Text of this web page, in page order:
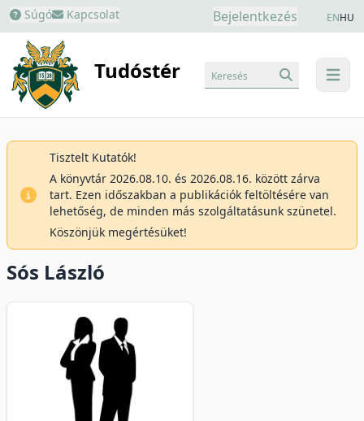
Súgó Kapcsolat Bejelentkezés ENHU
Tudóstér menu
Keresés
Tisztelt Kutatók!
A könyvtár 2026.08.10. és 2026.08.16. között zárva
tart. Ezen időszakban a publikációk feltöltésére van
lehetőség, de minden más szolgáltatásunk szünetel.
Köszönjük megértésüket!
Sós László